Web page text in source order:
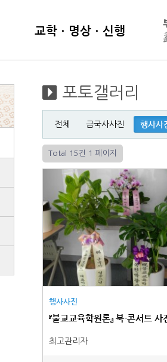
교학ㆍ명상ㆍ신행
한국담마까야명상센터
자비명상센터
불교평론(佛敎評論)
포토갤러리
전체 금국사사진 행사사
Total 15건 1 페이지
행사사진
『불교교육학원론』 북-콘서트
최고관리자